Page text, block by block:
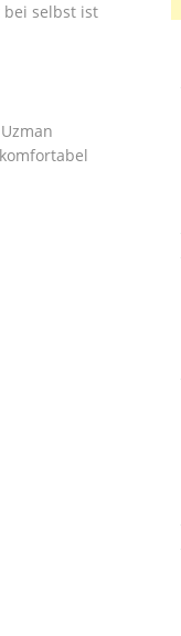
bei selbst ist